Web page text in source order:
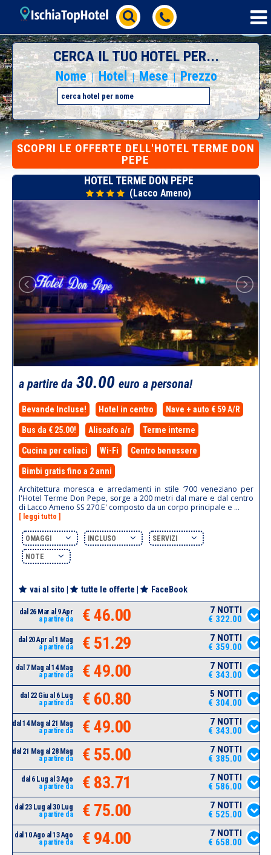
CERCA IL TUO HOTEL PER...
Nome | Hotel | Mese | Prezzo
SCOPRI LE OFFERTE DELL'HOTEL TERME DON
PEPE
HOTEL TERME DON PEPE
(Lacco Ameno)
a partire da 30.00 euro a persona!
Bevande Incluse! Hotel in centro Nave + auto € 59 A/R
Bus da € 25.00! Aliscafo a/r Terme interne
Cucina per celiaci Wi-Fi Centro benessere
Bimbi gratis fino a 2 anni
Architettura moresca e arredamenti in stile ‘700 veneziano per
l'Hotel Terme Don Pepe, sorge a 200 metri dal mare e dal centro
di Lacco Ameno SS 270.E' composto da un corpo principale e ...
[ leggi tutto ]
OMAGGI INCLUSO SERVIZI
NOTE
vai al sito tutte le offerte FaceBook
dal 26 Mar al 9 Apr
a partire da
€ 46.00
7 NOTTI
€ 322.00
dal 20 Apr al 1 Mag
a partire da
€ 51.29
7 NOTTI
€ 359.00
dal 7 Mag al 14 Mag
a partire da
€ 49.00
7 NOTTI
€ 343.00
dal 22 Giu al 6 Lug
a partire da
€ 60.80
5 NOTTI
€ 304.00
dal 14 Mag al 21 Mag
a partire da
€ 49.00
7 NOTTI
€ 343.00
dal 21 Mag al 28 Mag
a partire da
€ 55.00
7 NOTTI
€ 385.00
dal 6 Lug al 3 Ago
a partire da
€ 83.71
7 NOTTI
€ 586.00
dal 23 Lug al 30 Lug
a partire da
€ 75.00
7 NOTTI
€ 525.00
dal 10 Ago al 13 Ago
a partire da
€ 94.00
7 NOTTI
€ 658.00